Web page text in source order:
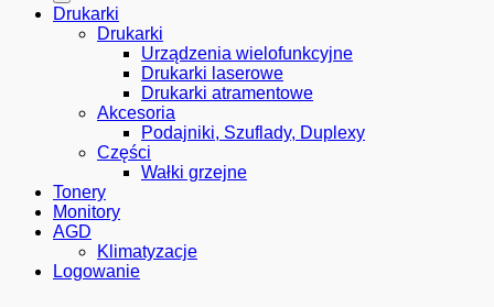
Drukarki
Drukarki
Urządzenia wielofunkcyjne
Drukarki laserowe
Drukarki atramentowe
Akcesoria
Podajniki, Szuflady, Duplexy
Części
Wałki grzejne
Tonery
Monitory
AGD
Klimatyzacje
Logowanie